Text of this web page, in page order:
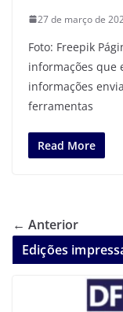
27 de março de
Foto: Freepik
informações que
informações
ferramentas
Read More
← Anterior
Edições